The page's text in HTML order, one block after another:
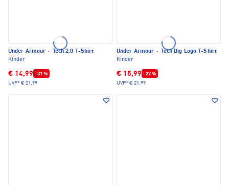
Under Armour ·
Tech 2.0 T-Shirt
Kinder
€ 14,99 -31 %
UVP* € 21,99
Under Armour ·
Tech Big Logo T-Shirt
Kinder
€ 15,99 -27 %
UVP* € 21,99